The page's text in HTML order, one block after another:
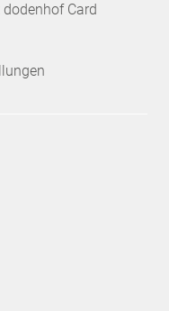
Card